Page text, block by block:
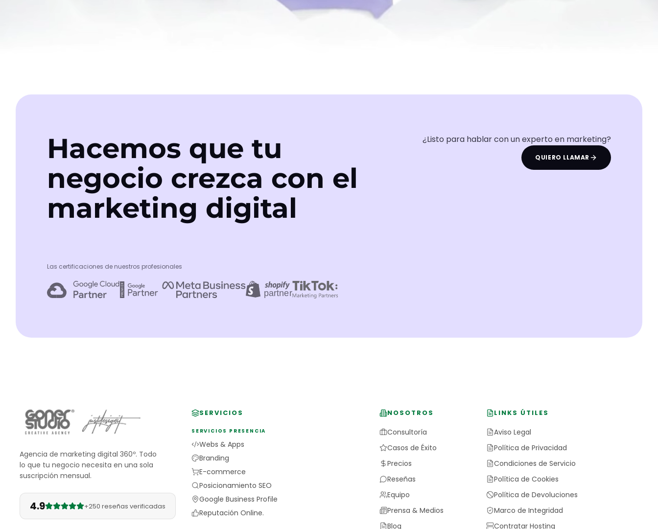
Hacemos que tu
negocio crezca con el
marketing digital
¿Listo para hablar con un experto en marketing?
QUIERO LLAMAR
Las certificaciones de nuestros profesionales
Agencia de marketing digital 360º. Todo
lo que tu negocio necesita en una sola
suscripción mensual.
4.9 +250 reseñas verificadas
SERVICIOS
SERVICIOS PRESENCIA
Webs & Apps
Branding
E-commerce
Posicionamiento SEO
Google Business Profile
Reputación Online.
NOSOTROS
Consultoría
Casos de Éxito
Precios
Reseñas
Equipo
Prensa & Medios
Blog
LINKS ÚTILES
Aviso Legal
Política de Privacidad
Condiciones de Servicio
Política de Cookies
Política de Devoluciones
Marco de Integridad
Contratar Hosting